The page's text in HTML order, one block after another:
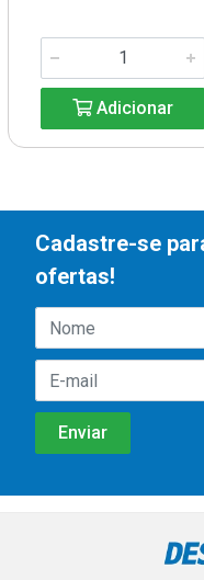
Adicionar
Cadastre-se
ofertas!